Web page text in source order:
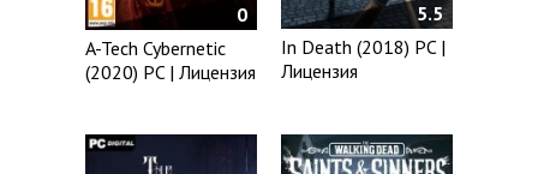
0
A-Tech Cybernetic
(2020) PC | Лицензия
5.5
In Death (2018) PC |
Лицензия